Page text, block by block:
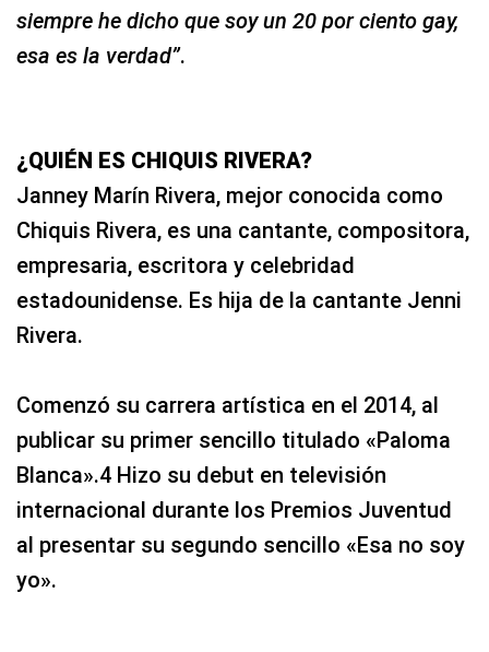
siempre he dicho que soy un 20 por ciento gay,
esa es la verdad”.
¿QUIÉN ES CHIQUIS RIVERA?
Janney Marín Rivera, mejor conocida como
Chiquis Rivera, es una cantante, compositora,
empresaria, escritora y celebridad
estadounidense. Es hija de la cantante Jenni
Rivera.
Comenzó su carrera artística en el 2014, al
publicar su primer sencillo titulado «Paloma
Blanca».4 Hizo su debut en televisión
internacional durante los Premios Juventud
al presentar su segundo sencillo «Esa no soy
yo».